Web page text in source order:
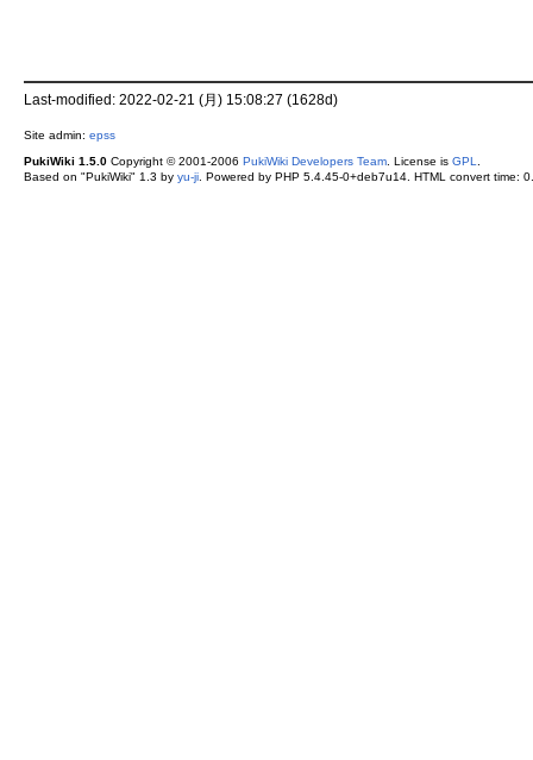
Last-modified: 2022-02-21 (月) 15:08:27 (1628d)
Site admin: epss
PukiWiki 1.5.0Copyright © 2001-2006 PukiWiki Developers Team. License is GPL
Based on "PukiWiki" 1.3 by yu-ji. Powered by PHP 5.4.45-0+deb7u14. HTML convert time: